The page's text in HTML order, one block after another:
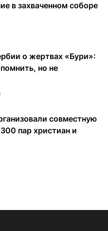
в захваченном соборе
о жертвах «Бури»:
но не
совместную
пар христиан и